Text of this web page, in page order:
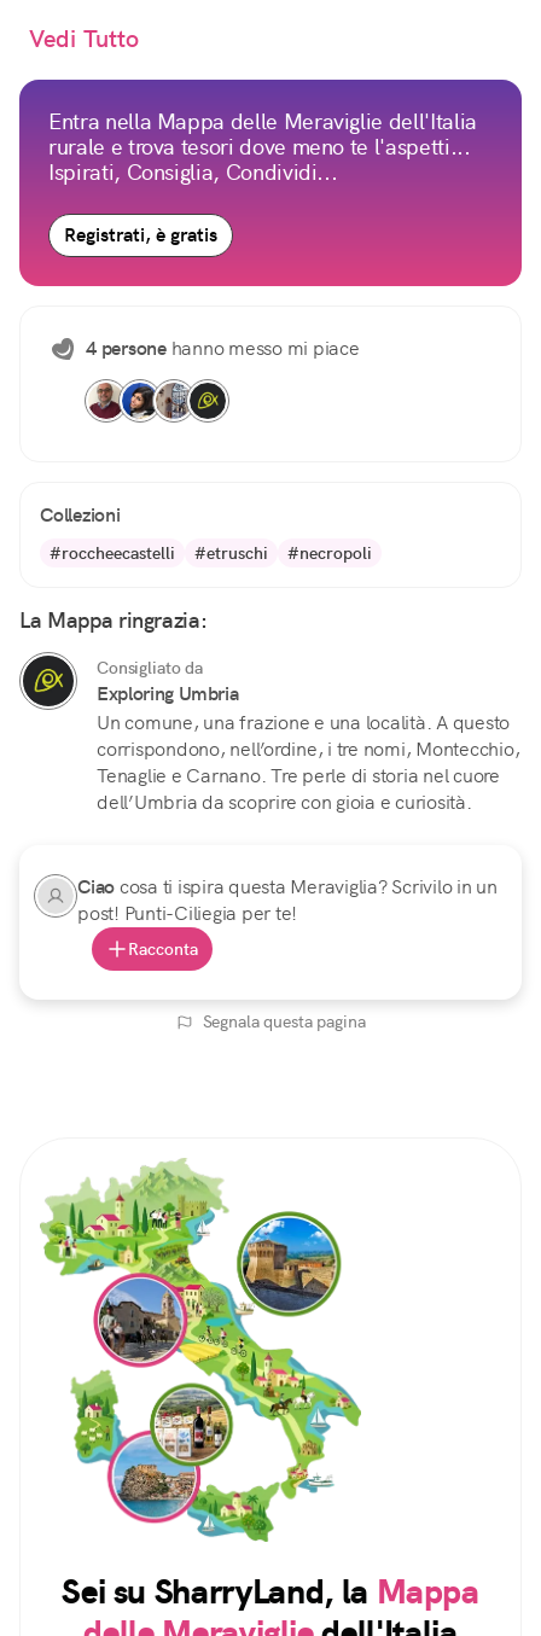
Vedi Tutto
Entra nella Mappa delle Meraviglie dell'Italia
rurale e trova tesori dove meno te l'aspetti...
Ispirati, Consiglia, Condividi...
Registrati, è gratis
4 personehanno messo mi piace
Collezioni
#roccheecastelli #etruschi #necropoli
La Mappa ringrazia:
Consigliato da
Exploring Umbria
Un comune, una frazione e una località. A questo
corrispondono, nell’ordine, i tre nomi, Montecchio,
Tenaglie e Carnano. Tre perle di storia nel cuore
dell’Umbria da scoprire con gioia e curiosità.
Ciaocosa ti ispira questa Meraviglia? Scrivilo in un
post! Punti-Ciliegia per te!
Racconta
Segnala questa pagina
Sei su SharryLand, la Mappa